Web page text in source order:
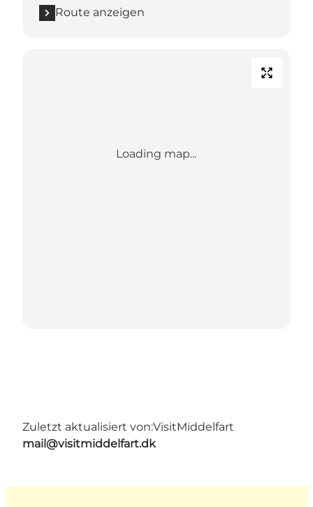
Route anzeigen
Loading map...
Zuletzt aktualisiert von:VisitMiddelfart
mail@visitmiddelfart.dk